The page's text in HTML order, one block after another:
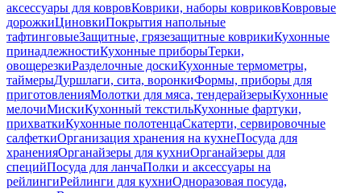
аксессуары для ковровКоврики, наборы ковриковКовровые
дорожкиЦиновкиПокрытия напольные
тафтинговыеЗащитные, грязезащитные коврикиКухонные
принадлежностиКухонные приборыТерки,
овощерезкиРазделочные доскиКухонные термометры,
таймерыДуршлаги, сита, воронкиФормы, приборы для
приготовленияМолотки для мяса, тендерайзерыКухонные
мелочиМискиКухонный текстильКухонные фартуки,
прихваткиКухонные полотенцаСкатерти, сервировочные
салфеткиОрганизация хранения на кухнеПосуда для
храненияОрганайзеры для кухниОрганайзеры для
специйПосуда для ланчаПолки и аксессуары на
рейлингиРейлинги для кухниОдноразовая посуда,